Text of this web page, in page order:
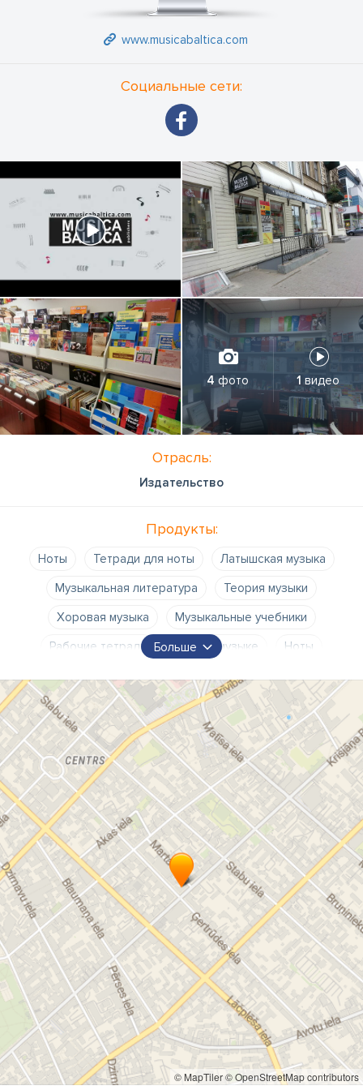
www.musicabaltica.com
Социальные сети:
4 фото 1 видео
Отрасль:
Издательство
Продукты:
Ноты Тетради для ноты
Латышская музыка
Музыкальная литература
Теория музыки
Хоровая музыка
Музыкальные учебники
Рабочие тетради
Книги о музыке
Ноты
Документация для художественной школы
Старинные ноты
Звукозаписи
Больше
© MapTiler© OpenStreetMap contributors